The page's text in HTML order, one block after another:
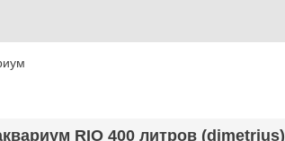
RIO 400 литров (dimetrius)